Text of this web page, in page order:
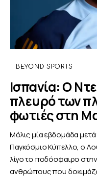
BEYOND SPORTS
Ισπανία: Ο
πλευρό των
φωτιές στη
Μόλις μία εβδομάδα
Παγκόσμιο Κύπελλο, ο
λίγο το ποδόσφαιρο
ανθρώπους που